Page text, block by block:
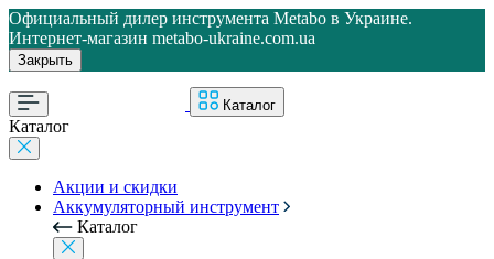
Официальный дилер инструмента Metabo в Украине.
Интернет-магазин metabo-ukraine.com.ua
Закрыть
Каталог
Каталог
Акции и скидки
Аккумуляторный инструмент
Каталог